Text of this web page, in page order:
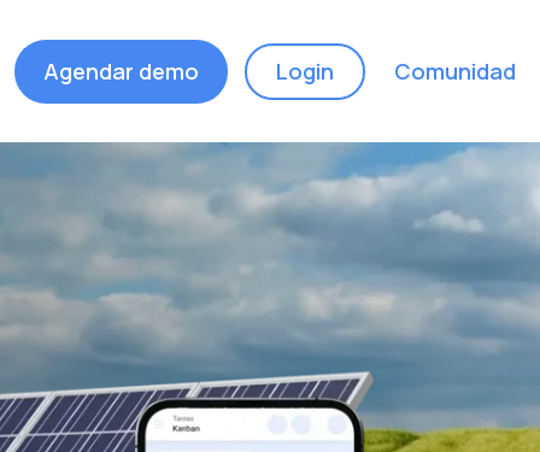
Agendar demo Login Comunidad